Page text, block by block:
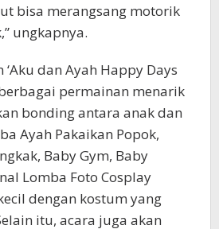
bisa merangsang motorik
ungkapnya.
dan Ayah Happy Days
permainan menarik
bonding antara anak dan
Ayah Pakaikan Popok,
Baby Gym, Baby
Lomba Foto Cosplay
dengan kostum yang
itu, acara juga akan